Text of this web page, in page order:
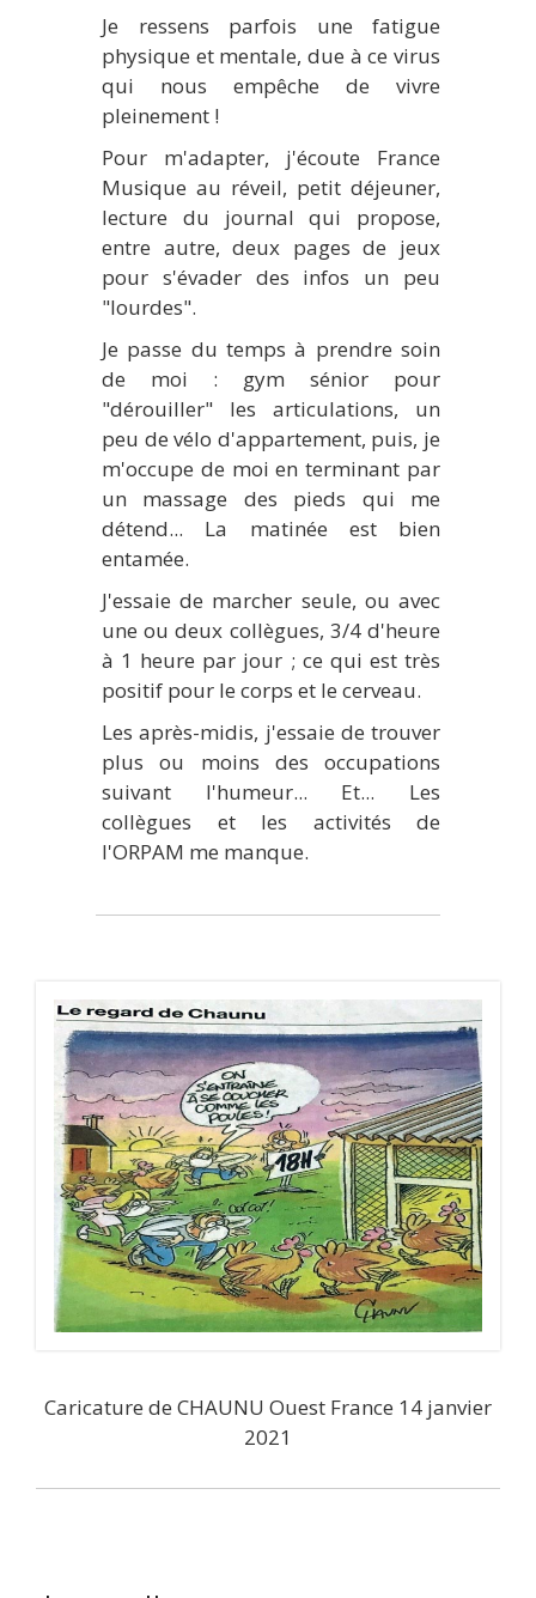
Je ressens parfois une fatigue
physique et mentale, due à ce virus
qui nous empêche de vivre
pleinement !
Pour m'adapter, j'écoute France
Musique au réveil, petit déjeuner,
lecture du journal qui propose,
entre autre, deux pages de jeux
pour s'évader des infos un peu
"lourdes".
Je passe du temps à prendre soin
de moi : gym sénior pour
"dérouiller" les articulations, un
peu de vélo d'appartement, puis, je
m'occupe de moi en terminant par
un massage des pieds qui me
détend... La matinée est bien
entamée.
J'essaie de marcher seule, ou avec
une ou deux collègues, 3/4 d'heure
à 1 heure par jour ; ce qui est très
positif pour le corps et le cerveau.
Les après-midis, j'essaie de trouver
plus ou moins des occupations
suivant l'humeur... Et... Les
collègues et les activités de
l'ORPAM me manque.
Caricature de CHAUNU Ouest France 14 janvier
2021